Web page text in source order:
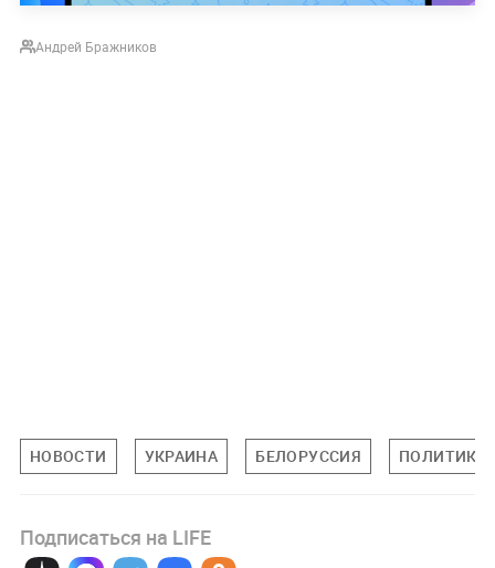
Андрей Бражников
НОВОСТИ УКРАИНА БЕЛОРУССИЯ ПОЛИТИКА
Подписаться на LIFE